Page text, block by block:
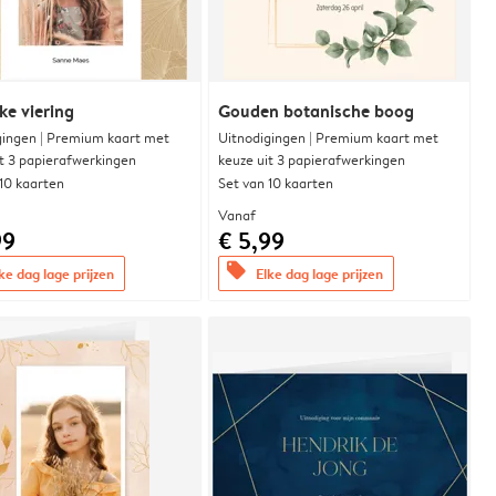
viering
| Premium kaart met
3 papierafwerkingen
kaarten
dag lage prijzen
Gouden botanische boog
Uitnodigingen | Premium kaart met
keuze uit 3 papierafwerkingen
Set van 10 kaarten
Vanaf
€ 5,99
offers Elke dag lage prijzen